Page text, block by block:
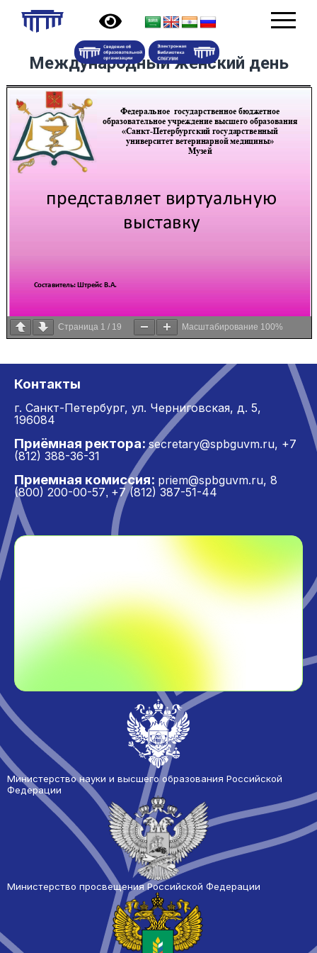
Международный женский день
Страница 1 / 19 Масштабирование 100%
Контакты
г. Санкт-Петербург, ул. Черниговская, д. 5,
196084
Приёмная ректора: secretary@spbguvm.ru, +7
(812) 388-36-31
Приемная комиссия: priem@spbguvm.ru, 8
(800) 200-00-57, +7 (812) 387-51-44
Министерство науки и высшего образования Российской
Федерации
Министерство просвещения Российской Федерации